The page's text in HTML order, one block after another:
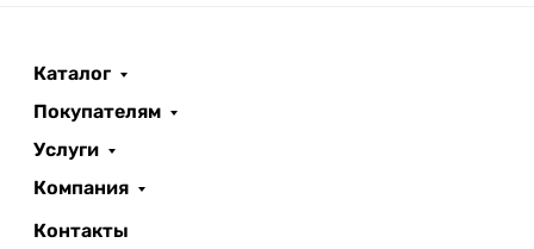
Каталог
Покупателям
Услуги
Компания
Контакты